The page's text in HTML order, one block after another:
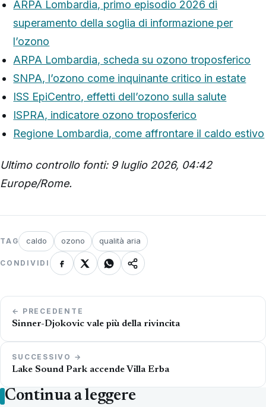
ARPA Lombardia, primo episodio 2026 di
superamento della soglia di informazione per
l’ozono
ARPA Lombardia, scheda su ozono troposferico
SNPA, l’ozono come inquinante critico in estate
ISS EpiCentro, effetti dell’ozono sulla salute
ISPRA, indicatore ozono troposferico
Regione Lombardia, come affrontare il caldo estivo
Ultimo controllo fonti: 9 luglio 2026, 04:42
Europe/Rome.
TAG caldo ozono qualità aria
CONDIVIDI
Navigazione
articoli
← PRECEDENTE
Sinner-Djokovic vale più della rivincita
SUCCESSIVO →
Lake Sound Park accende Villa Erba
Continua a leggere